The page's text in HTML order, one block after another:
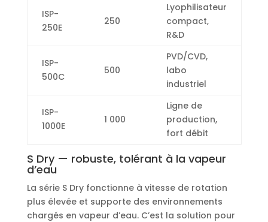
ISP-
250E
250
Lyophilisateur
compact,
R&D
ISP-
500C
500
PVD/CVD,
labo
industriel
ISP-
1000E
1 000
Ligne de
production,
fort débit
S Dry — robuste, tolérant à la vapeur
d’eau
La série S Dry fonctionne à vitesse de rotation
plus élevée et supporte des environnements
chargés en vapeur d’eau. C’est la solution pour